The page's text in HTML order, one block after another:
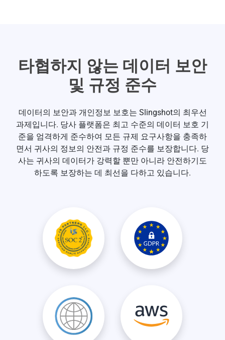
타협하지 않는 데이터 보안
및 규정 준수
데이터의 보안과 개인정보 보호는 Slingshot의 최우선
과제입니다. 당사 플랫폼은 최고 수준의 데이터 보호 기
준을 엄격하게 준수하여 모든 규제 요구사항을 충족하
면서 귀사의 정보의 안전과 규정 준수를 보장합니다. 당
사는 귀사의 데이터가 강력할 뿐만 아니라 안전하기도
하도록 보장하는 데 최선을 다하고 있습니다.